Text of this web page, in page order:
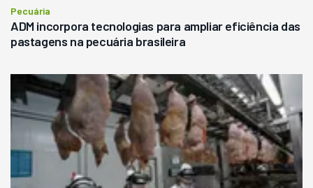
Pecuária
ADM incorpora tecnologias para ampliar eficiência das
pastagens na pecuária brasileira